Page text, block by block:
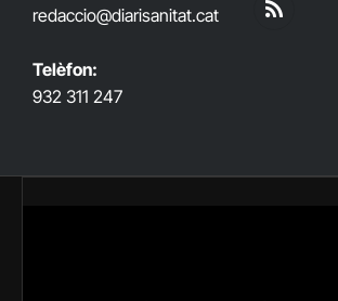
redaccio@diarisanitat.cat
Telèfon:
932 311 247
RSS